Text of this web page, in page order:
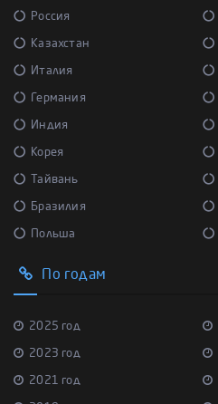
Россия
Казахстан
Италия
Германия
Индия
Корея
Тайвань
Бразилия
Польша
По годам
2025 год
2023 год
2021 год